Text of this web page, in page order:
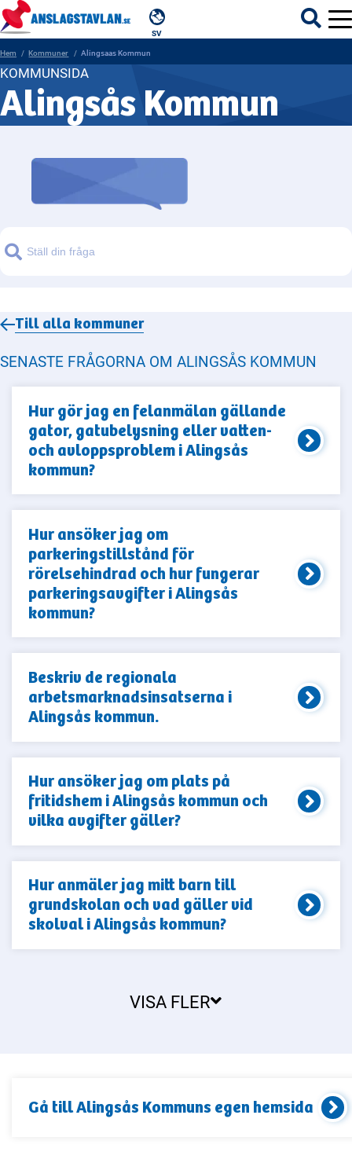
SV
ÄMNEN
REGIONER
Hem Kommuner Alingsaas Kommun
KOMMUNSIDA
Alingsås Kommun
Sök
Till alla kommuner
SENASTE FRÅGORNA OM ALINGSÅS KOMMUN
Hur gör jag en felanmälan gällande
gator, gatubelysning eller vatten-
och avloppsproblem i Alingsås
kommun?
Hur ansöker jag om
parkeringstillstånd för
rörelsehindrad och hur fungerar
parkeringsavgifter i Alingsås
kommun?
Beskriv de regionala
arbetsmarknadsinsatserna i
Alingsås kommun.
Hur ansöker jag om plats på
fritidshem i Alingsås kommun och
vilka avgifter gäller?
Hur anmäler jag mitt barn till
grundskolan och vad gäller vid
skolval i Alingsås kommun?
VISA FLER
Gå tillAlingsås Kommuns egen hemsida